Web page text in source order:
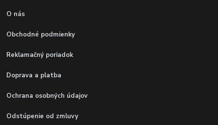
O nás
Obchodné podmienky
Reklamačný poriadok
Doprava a platba
Ochrana osobných údajov
Odstúpenie od zmluvy